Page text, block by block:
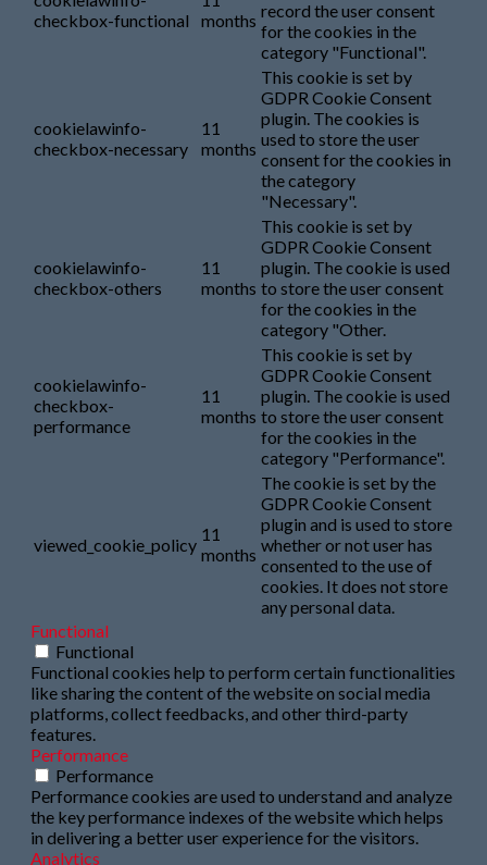
checkbox-functional
months record the user consent
for the cookies in the
category "Functional".
cookielawinfo-
checkbox-necessary
11
months
This cookie is set by
GDPR Cookie Consent
plugin. The cookies is
used to store the user
consent for the cookies in
the category
"Necessary".
cookielawinfo-
checkbox-others
11
months
This cookie is set by
GDPR Cookie Consent
plugin. The cookie is used
to store the user consent
for the cookies in the
category "Other.
cookielawinfo-
checkbox-
performance
11
months
This cookie is set by
GDPR Cookie Consent
plugin. The cookie is used
to store the user consent
for the cookies in the
category "Performance".
viewed_cookie_policy
11
months
The cookie is set by the
GDPR Cookie Consent
plugin and is used to store
whether or not user has
consented to the use of
cookies. It does not store
any personal data.
Functional
Functional
Functional cookies help to perform certain functionalities
like sharing the content of the website on social media
platforms, collect feedbacks, and other third-party
features.
Performance
Performance
Performance cookies are used to understand and analyze
the key performance indexes of the website which helps
in delivering a better user experience for the visitors.
Analytics